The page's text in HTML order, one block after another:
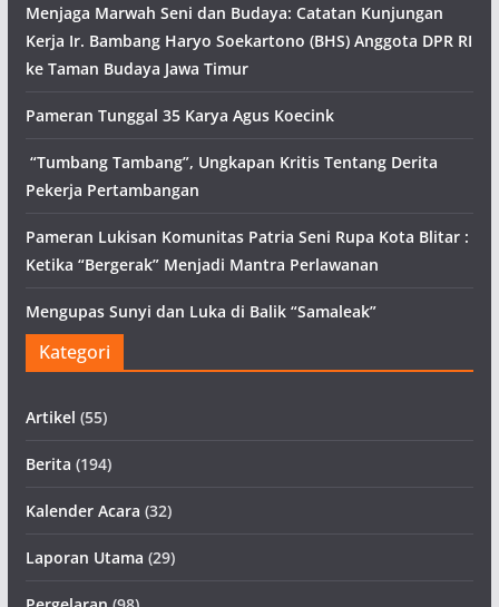
Menjaga Marwah Seni dan Budaya: Catatan Kunjungan
Kerja Ir. Bambang Haryo Soekartono (BHS) Anggota DPR RI
ke Taman Budaya Jawa Timur
Pameran Tunggal 35 Karya Agus Koecink
“Tumbang Tambang”, Ungkapan Kritis Tentang Derita
Pekerja Pertambangan
Pameran Lukisan Komunitas Patria Seni Rupa Kota Blitar :
Ketika “Bergerak” Menjadi Mantra Perlawanan
Mengupas Sunyi dan Luka di Balik “Samaleak”
Kategori
Artikel (55)
Berita (194)
Kalender Acara (32)
Laporan Utama (29)